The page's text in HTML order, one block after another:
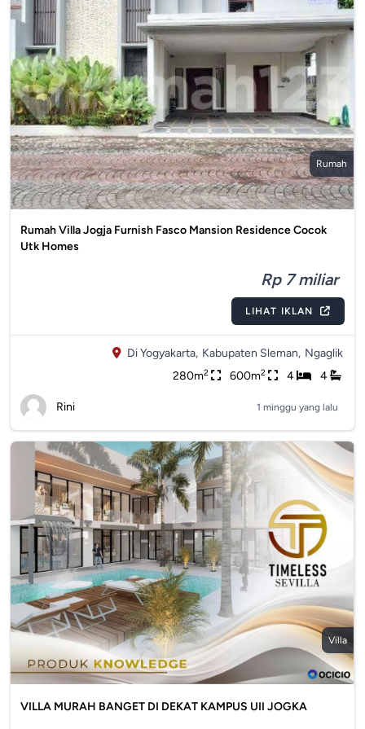
Rumah
Rumah Villa Jogja Furnish Fasco Mansion Residence Cocok
Utk Homes
Rp 7 miliar
LIHAT IKLAN
Di Yogyakarta, Kabupaten Sleman, Ngaglik
280m2 600m2 4 4
Rini 1 minggu yang lalu
Villa
VILLA MURAH BANGET DI DEKAT KAMPUS UII JOGKA